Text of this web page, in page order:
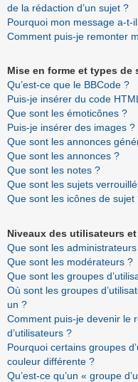
de la rédaction d’un sujet ?
Pourquoi mon message a-t-
Comment puis-je remonter
Mise en forme et types de
Qu’est-ce que le BBCode ?
Puis-je insérer du code
Que sont les émoticônes ?
Puis-je insérer des images ?
Que sont les annonces
Que sont les annonces ?
Que sont les notes ?
Que sont les sujets
Que sont les icônes de sujet
Niveaux des utilisateurs
Que sont les
Que sont les modérateurs ?
Que sont les groupes
Où sont les groupes
un ?
Comment puis-je devenir le
d’utilisateurs ?
Pourquoi certains groupes
couleur différente ?
Qu’est-ce qu’un « groupe